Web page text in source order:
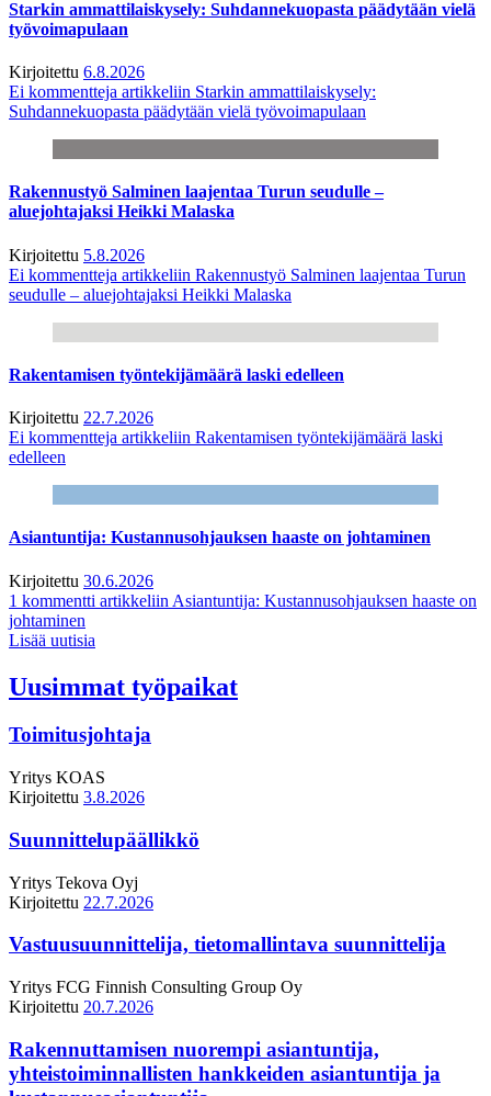
Starkin ammattilaiskysely: Suhdannekuopasta päädytään vielä
työvoimapulaan
Kirjoitettu 6.8.2026
Ei kommentteja artikkeliin Starkin ammattilaiskysely:
Suhdannekuopasta päädytään vielä työvoimapulaan
Rakennustyö Salminen laajentaa Turun seudulle –
aluejohtajaksi Heikki Malaska
Kirjoitettu 5.8.2026
Ei kommentteja artikkeliin Rakennustyö Salminen laajentaa Turun
seudulle – aluejohtajaksi Heikki Malaska
Rakentamisen työntekijämäärä laski edelleen
Kirjoitettu 22.7.2026
Ei kommentteja artikkeliin Rakentamisen työntekijämäärä laski
edelleen
Asiantuntija: Kustannusohjauksen haaste on johtaminen
Kirjoitettu 30.6.2026
1 kommentti artikkeliin Asiantuntija: Kustannusohjauksen haaste on
johtaminen
Lisää uutisia
Uusimmat työpaikat
Toimitusjohtaja
Yritys KOAS
Kirjoitettu 3.8.2026
Suunnittelupäällikkö
Yritys Tekova Oyj
Kirjoitettu 22.7.2026
Vastuusuunnittelija, tietomallintava suunnittelija
Yritys FCG Finnish Consulting Group Oy
Kirjoitettu 20.7.2026
Rakennuttamisen nuorempi asiantuntija,
yhteistoiminnallisten hankkeiden asiantuntija ja